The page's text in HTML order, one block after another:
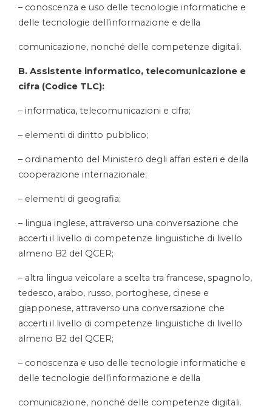
– conoscenza e uso delle tecnologie informatiche e
delle tecnologie dell’informazione e della
comunicazione, nonché delle competenze digitali.
B. Assistente informatico, telecomunicazione e
cifra (Codice TLC):
– informatica, telecomunicazioni e cifra;
– elementi di diritto pubblico;
– ordinamento del Ministero degli affari esteri e della
cooperazione internazionale;
– elementi di geografia;
– lingua inglese, attraverso una conversazione che
accerti il livello di competenze linguistiche di livello
almeno B2 del QCER;
– altra lingua veicolare a scelta tra francese, spagnolo,
tedesco, arabo, russo, portoghese, cinese e
giapponese, attraverso una conversazione che
accerti il livello di competenze linguistiche di livello
almeno B2 del QCER;
– conoscenza e uso delle tecnologie informatiche e
delle tecnologie dell’informazione e della
comunicazione, nonché delle competenze digitali.